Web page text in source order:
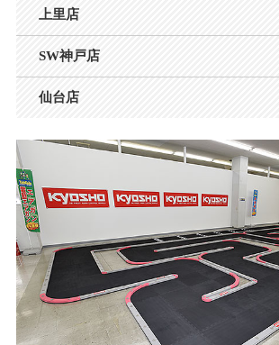
上里店
SW神戸店
仙台店